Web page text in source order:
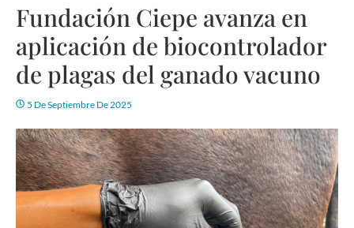
Fundación Ciepe avanza en
aplicación de biocontrolador
de plagas del ganado vacuno
5 De Septiembre De 2025